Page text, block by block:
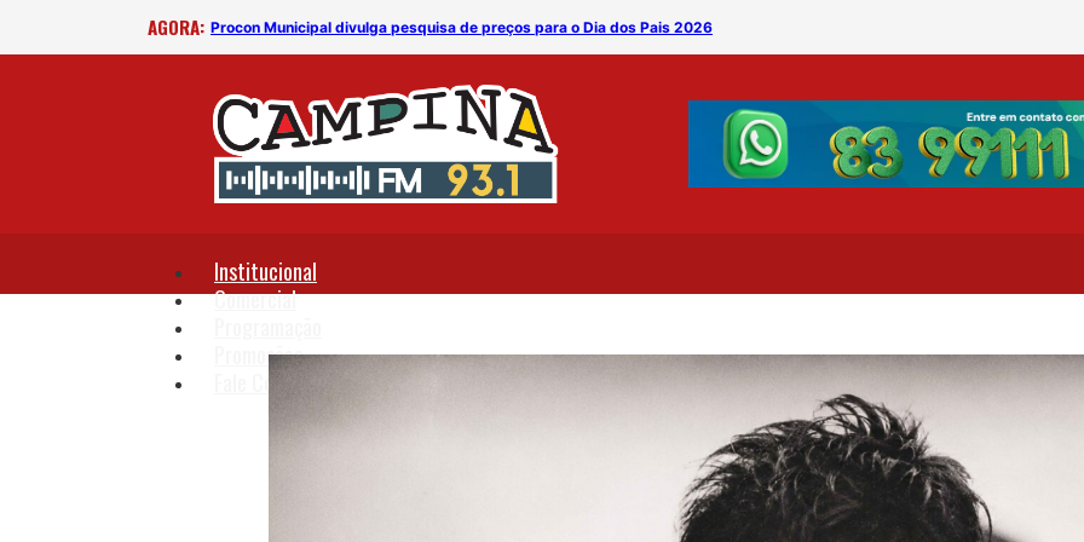
AGORA: Procon Municipal divulga pesquisa de preços para o Dia dos Pais 2026 Depois de 10 anos,
Institucional
Comercial
Promoções
Fale Conosco